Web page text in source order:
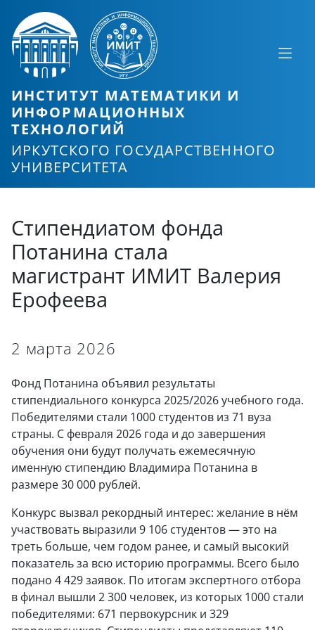
ИНСТИТУТ МАТЕМАТИКИ И
ИНФОРМАЦИОННЫХ
ТЕХНОЛОГИЙ
ИРКУТСКОГО ГОСУДАРСТВЕННОГО
УНИВЕРСИТЕТА
Стипендиатом фонда
Потанина стала
магистрант ИМИТ Валерия
Ерофеева
2 марта 2026
Фонд Потанина объявил результаты
стипендиального конкурса 2025/2026 учебного года.
Победителями стали 1000 студентов из 71 вуза
страны. С февраля 2026 года и до завершения
обучения они будут получать ежемесячную
именную стипендию Владимира Потанина в
размере 30 000 рублей.
Конкурс вызвал рекордный интерес: желание в нём
участвовать выразили 9 106 студентов — это на
треть больше, чем годом ранее, и самый высокий
показатель за всю историю программы. Всего было
подано 4 429 заявок. По итогам экспертного отбора
в финал вышли 2 300 человек, из которых 1000 стали
победителями: 671 первокурсник и 329